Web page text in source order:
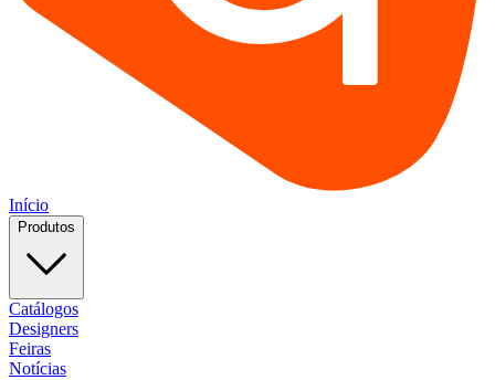
Início
Produtos
Catálogos
Designers
Feiras
Notícias